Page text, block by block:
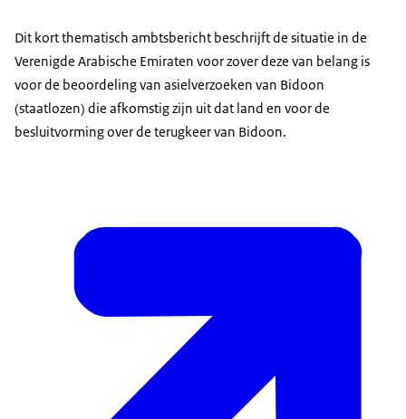
Dit kort thematisch ambtsbericht beschrijft de situatie in de
Verenigde Arabische Emiraten voor zover deze van belang is
voor de beoordeling van asielverzoeken van Bidoon
(staatlozen) die afkomstig zijn uit dat land en voor de
besluitvorming over de terugkeer van Bidoon.